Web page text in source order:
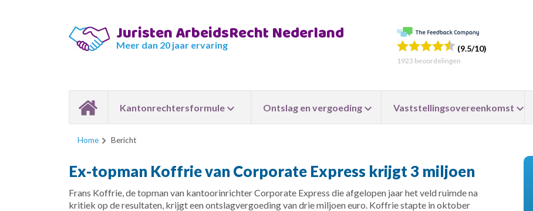
Juristen ArbeidsRecht Nederland
Meer dan 20 jaar ervaring (9.5/10)
1923 beoordelingen
Kantonrechtersformule Ontslag en vergoeding Vaststellingsovereenkomst
Home Bericht
Ex-topman Koffrie van Corporate Express krijgt 3 miljoen
Frans Koffrie, de topman van kantoorinrichter Corporate Express die afgelopen jaar het veld ruimde na
kritiek op de resultaten, krijgt een ontslagvergoeding van drie miljoen euro. Koffrie stapte in oktober